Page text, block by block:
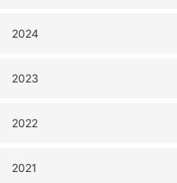
2024
2023
2022
2021